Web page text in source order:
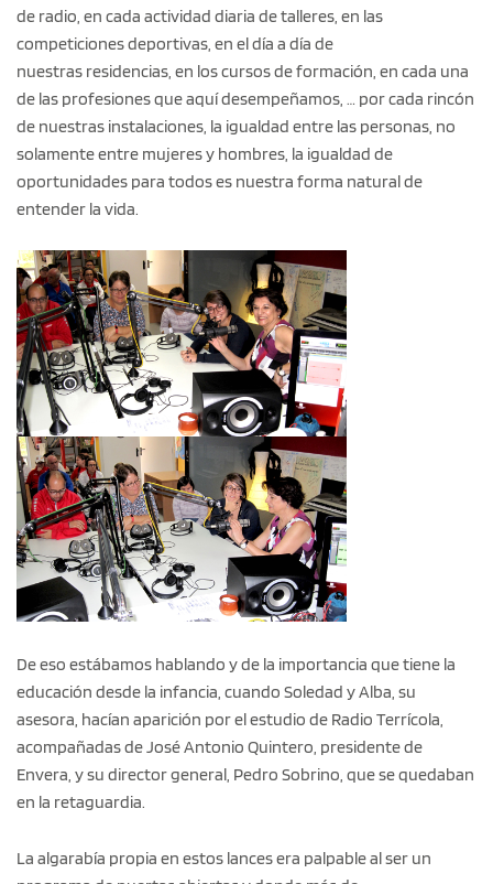
de radio, en cada actividad diaria de talleres, en las
competiciones deportivas, en el día a día de
nuestras residencias, en los cursos de formación, en cada una
de las profesiones que aquí desempeñamos, … por cada rincón
de nuestras instalaciones, la igualdad entre las personas, no
solamente entre mujeres y hombres, la igualdad de
oportunidades para todos es nuestra forma natural de
entender la vida.
De eso estábamos hablando y de la importancia que tiene la
educación desde la infancia, cuando Soledad y Alba, su
asesora, hacían aparición por el estudio de Radio Terrícola,
acompañadas de José Antonio Quintero, presidente de
Envera, y su director general, Pedro Sobrino, que se quedaban
en la retaguardia.
La algarabía propia en estos lances era palpable al ser un